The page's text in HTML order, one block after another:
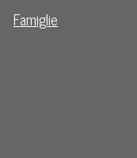
Famiglie